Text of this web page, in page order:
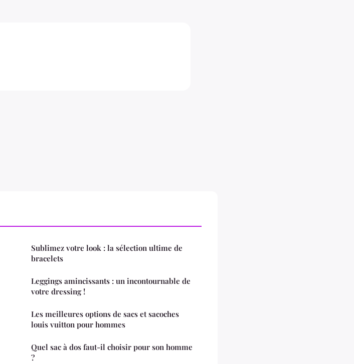
Sublimez votre look : la sélection ultime de
bracelets
Leggings amincissants : un incontournable de
votre dressing !
Les meilleures options de sacs et sacoches
louis vuitton pour hommes
Quel sac à dos faut-il choisir pour son homme
?